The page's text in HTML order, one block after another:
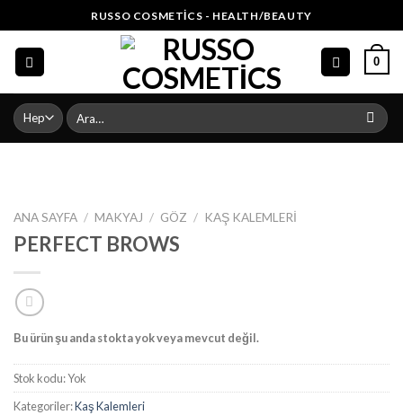
to
content
RUSSO COSMETICS - HEALTH/BEAUTY
0
Ara:
ANA SAYFA / MAKYAJ / GÖZ / KAŞ KALEMLERI
PERFECT BROWS
Bu ürün şu anda stokta yok veya mevcut değil.
Stok kodu:Yok
Kategoriler:Kaş Kalemleri